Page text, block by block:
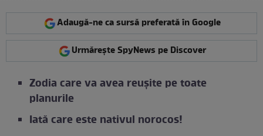
Adaugă-ne ca sursă preferată în Google
Urmărește SpyNews pe Discover
Zodia care va avea reușite pe toate
planurile
Iată care este nativul norocos!